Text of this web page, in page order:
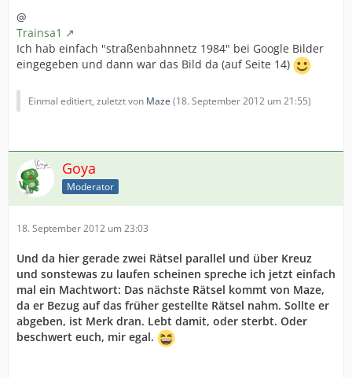
@
Trainsa1
Ich hab einfach "straßenbahnnetz 1984" bei Google Bilder
eingegeben und dann war das Bild da (auf Seite 14)
Einmal editiert, zuletzt von Maze (18. September 2012 um 21:55)
Goya
Moderator
18. September 2012 um 23:03
Und da hier gerade zwei Rätsel parallel und über Kreuz
und sonstewas zu laufen scheinen spreche ich jetzt einfach
mal ein Machtwort: Das nächste Rätsel kommt von Maze,
da er Bezug auf das früher gestellte Rätsel nahm. Sollte er
abgeben, ist Merk dran. Lebt damit, oder sterbt. Oder
beschwert euch, mir egal.